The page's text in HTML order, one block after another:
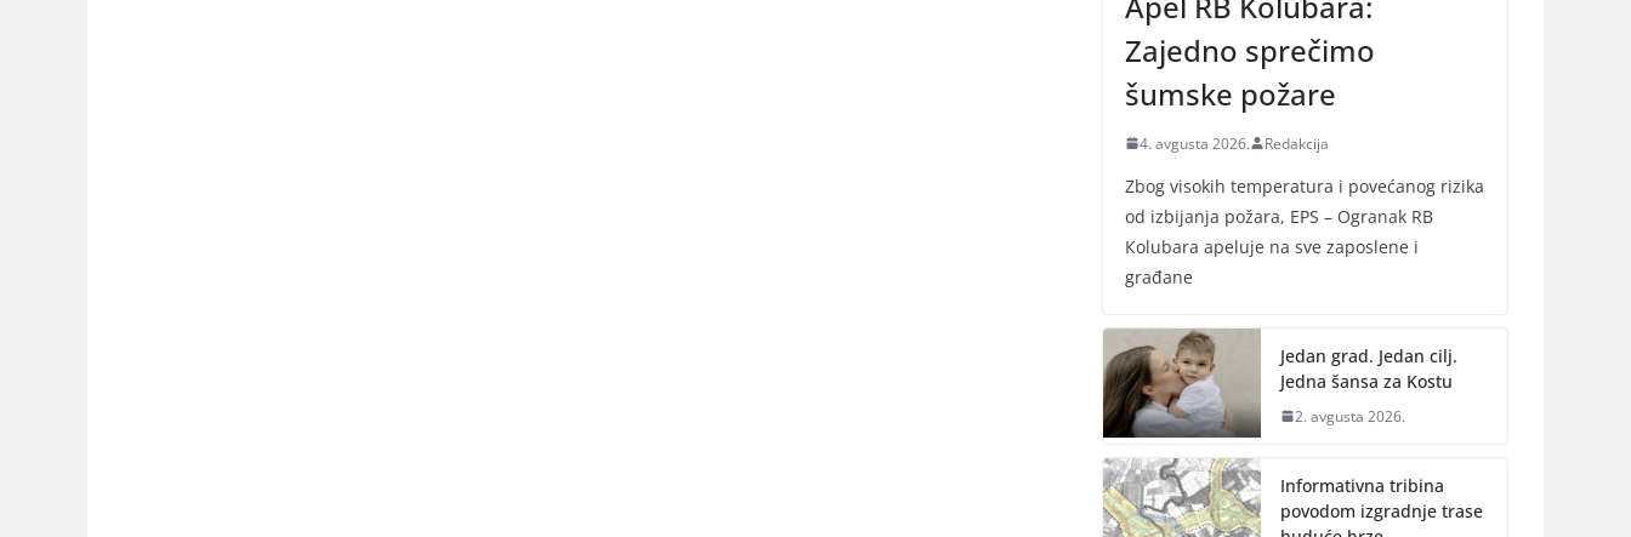
Zajedno sprečimo
šumske požare
4. avgusta 2026. Redakcija
Zbog visokih temperatura i povećanog rizika
od izbijanja požara, EPS – Ogranak RB
Кolubara apeluje na sve zaposlene i
građane
Jedan grad. Jedan cilj.
Jedna šansa za Kostu
2. avgusta 2026.
Informativna tribina
povodom izgradnje trase